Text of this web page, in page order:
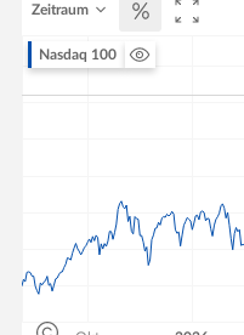
Zeitraum
Nasdaq 100